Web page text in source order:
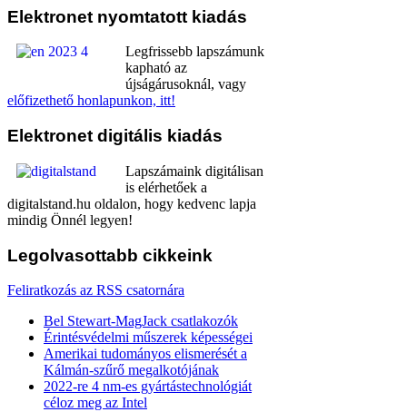
Elektronet nyomtatott kiadás
Legfrissebb lapszámunk
kapható az
újságárusoknál, vagy
előfizethető honlapunkon, itt!
Elektronet digitális kiadás
Lapszámaink digitálisan
is elérhetőek a
digitalstand.hu oldalon, hogy kedvenc lapja
mindig Önnél legyen!
Legolvasottabb cikkeink
Feliratkozás az RSS csatornára
Bel Stewart-MagJack csatlakozók
Érintésvédelmi műszerek képességei
Amerikai tudományos elismerését a
Kálmán-szűrő megalkotójának
2022-re 4 nm-es gyártástechnológiát
céloz meg az Intel